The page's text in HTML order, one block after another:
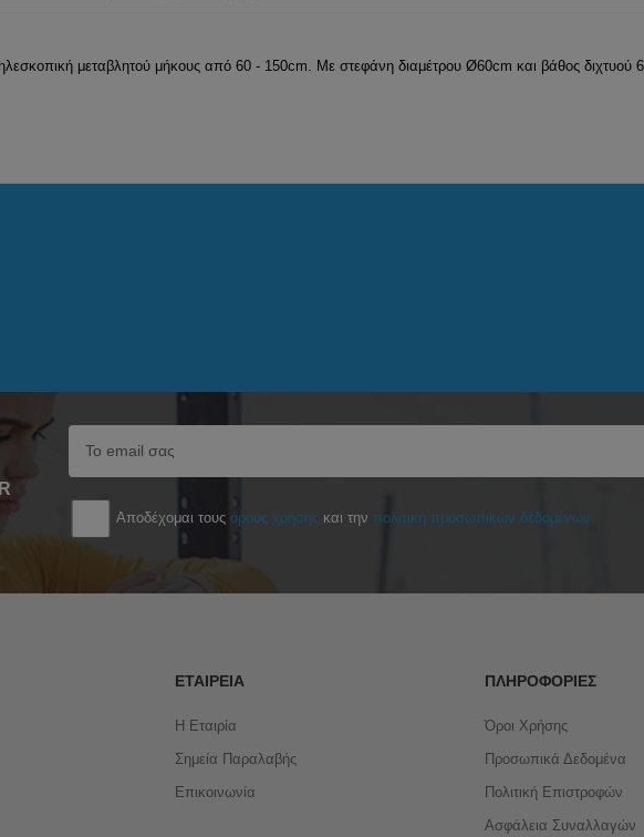
μεταβλητού μήκους από 60 - 150cm. Με στεφάνη διαμέτρου Ø60cm και βάθος διχτυού
Αποδέχομαι τουςόρους χρήσης και τηνπολιτική προσωπικών δεδομένων
ΕΤΑΙΡΕΊΑ
Η Εταιρία
Σημεία Παραλαβής
Επικοινωνία
ΠΛΗΡΟΦΟΡΊΕΣ
Όροι Χρήσης
Προσωπικά Δεδομένα
Πολιτική Επιστροφών
Ασφάλεια Συναλλαγών